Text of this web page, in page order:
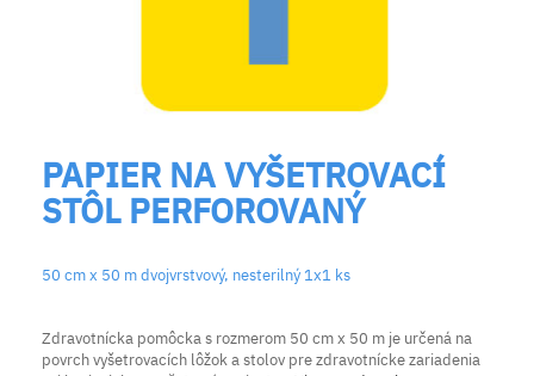
PAPIER NA VYŠETROVACÍ
STÔL PERFOROVANÝ
50 cm x 50 m dvojvrstvový, nesterilný 1x1 ks
Zdravotnícka pomôcka s rozmerom 50 cm x 50 m je určená na
povrch vyšetrovacích lôžok a stolov pre zdravotnícke zariadenia